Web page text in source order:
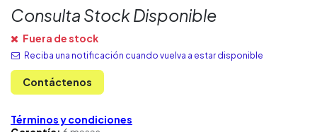
Consulta Stock Disponible
Fuera de stock
Reciba una notificación cuando vuelva a estar disponible
Contáctenos
Términos y condiciones